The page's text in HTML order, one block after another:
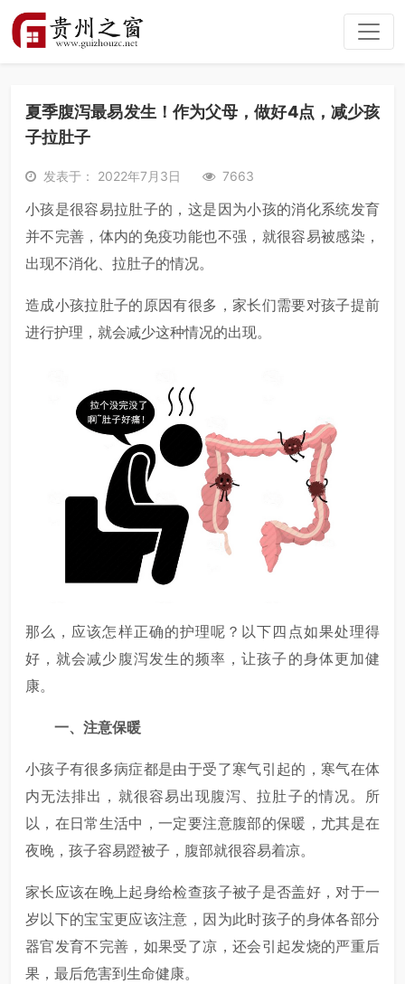
夏季腹泻最易发生！作为父母，做好4点，减少孩
子拉肚子
发表于： 2022年7月3日 7663
小孩是很容易拉肚子的，这是因为小孩的消化系统发育
并不完善，体内的免疫功能也不强，就很容易被感染，
出现不消化、拉肚子的情况。
造成小孩拉肚子的原因有很多，家长们需要对孩子提前
进行护理，就会减少这种情况的出现。
那么，应该怎样正确的护理呢？以下四点如果处理得
好，就会减少腹泻发生的频率，让孩子的身体更加健
康。
一、注意保暖
小孩子有很多病症都是由于受了寒气引起的，寒气在体
内无法排出，就很容易出现腹泻、拉肚子的情况。所
以，在日常生活中，一定要注意腹部的保暖，尤其是在
夜晚，孩子容易蹬被子，腹部就很容易着凉。
家长应该在晚上起身给检查孩子被子是否盖好，对于一
岁以下的宝宝更应该注意，因为此时孩子的身体各部分
器官发育不完善，如果受了凉，还会引起发烧的严重后
果，最后危害到生命健康。